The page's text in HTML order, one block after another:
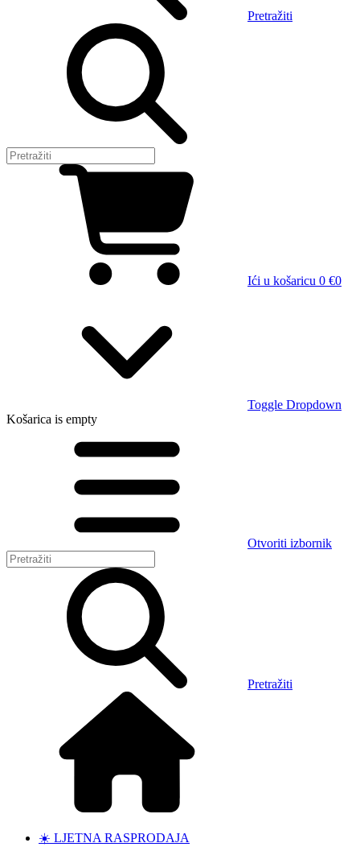
Pretražiti
Ići u košaricu 0 €0
Toggle Dropdown
Košarica is empty
Otvoriti izbornik
Pretražiti
☀️ LJETNA RASPRODAJA